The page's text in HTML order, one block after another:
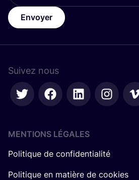
Envoyer
Suivez nous
MENTIONS LÉGALES
Politique de confidentialité
Politique en matière de cookies